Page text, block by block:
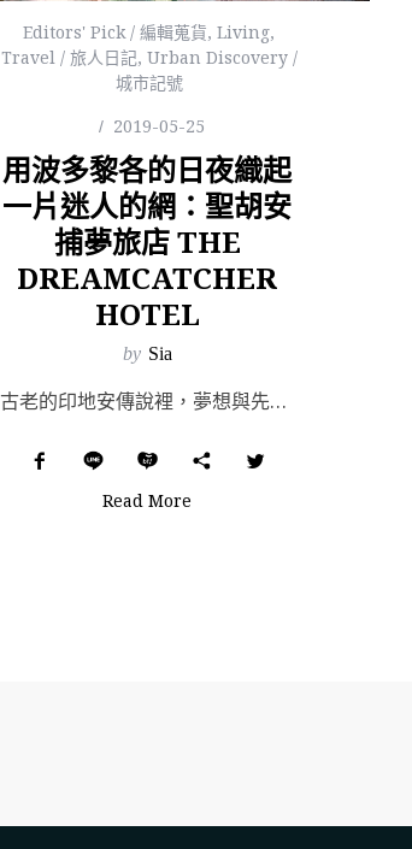
Editors' Pick / 編輯蒐貨, Living,
Travel / 旅人日記, Urban Discovery /
城市記號
2019-05-25
用波多黎各的日夜織起
一片迷人的網：聖胡安
捕夢旅店 THE
DREAMCATCHER
HOTEL
by Sia
古老的印地安傳說裡，夢想與先人的智慧會在夜晚的空氣中漂浮，並挾帶著人類集體意識中雜沓的思緒。而捕夢網...
Read More